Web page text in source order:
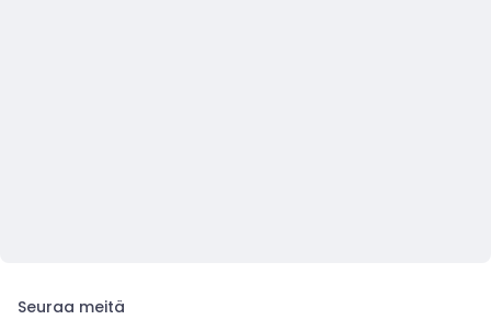
Seuraa meitä